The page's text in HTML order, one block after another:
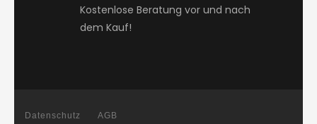
Kostenlose Beratung vor und nach
dem Kauf!
Datenschutz AGB